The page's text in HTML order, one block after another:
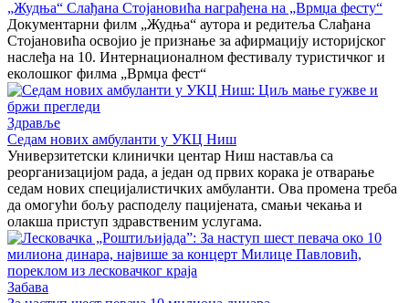
„Жудња“ Слађана Стојановића награђена на „Врмџа фесту“
Документарни филм „Жудња“ аутора и редитеља Слађана
Стојановића освојио је признање за афирмацију историјског
наслеђа на 10. Интернационалном фестивалу туристичког и
еколошког филма „Врмџа фест“
Здравље
Седам нових амбуланти у УКЦ Ниш
Универзитетски клинички центар Ниш наставља са
реорганизацијом рада, а један од првих корака је отварање
седам нових специјалистичких амбуланти. Ова промена треба
да омогући бољу расподелу пацијената, смањи чекања и
олакша приступ здравственим услугама.
Забава